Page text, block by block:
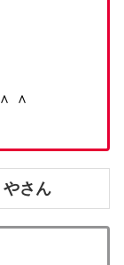
＾
やさん